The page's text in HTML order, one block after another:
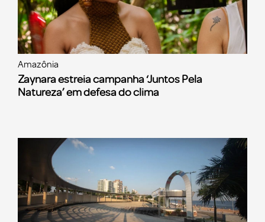
Amazônia
Zaynara estreia campanha ‘Juntos Pela
Natureza’ em defesa do clima